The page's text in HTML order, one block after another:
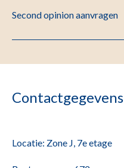
Second opinion aanvragen
Contactgegevens
Locatie: Zone J, 7e etage